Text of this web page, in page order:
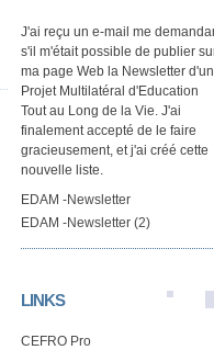
J'ai reçu un e-mail me
s'il m'était possible de publier
ma page Web la Newsletter d'un
Projet Multilatéral d'Education
Tout au Long de la Vie. J'ai
finalement accepté de le faire
gracieusement, et j'ai créé cette
nouvelle liste.
EDAM -Newsletter
EDAM -Newsletter (2)
LINKS
CEFRO Pro